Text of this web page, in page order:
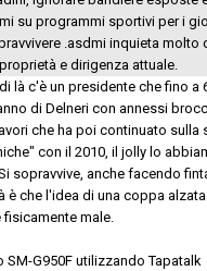
su programmi sportivi per i
.asdmi inquieta molto
e dirigenza attuale.
là c'è un presidente che fino a
di Delneri con annessi
che ha poi continuato sulla
con il 2010, il jolly lo
sopravvive, anche facendo
è che l'idea di una coppa
fisicamente male.
SM-G950F utilizzando Tapatalk